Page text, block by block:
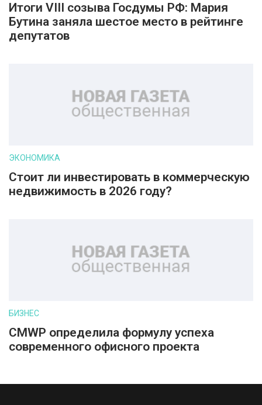
Итоги VIII созыва Госдумы РФ: Мария
Бутина заняла шестое место в рейтинге
депутатов
ЭКОНОМИКА
Стоит ли инвестировать в коммерческую
недвижимость в 2026 году?
БИЗНЕС
CMWP определила формулу успеха
современного офисного проекта